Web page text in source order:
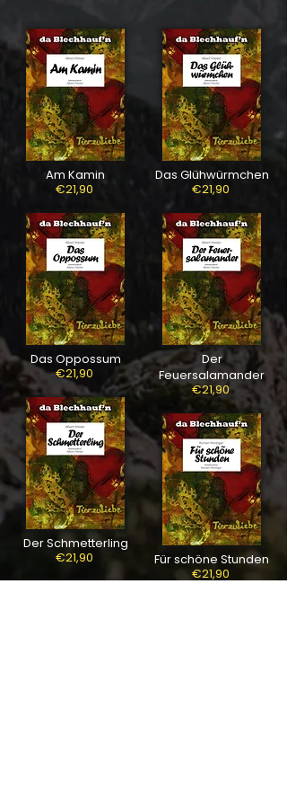
Am Kamin
€21,90
Das Oppossum
€21,90
Der Schmetterling
€21,90
Das Glühwürmchen
€21,90
Der
Feuersalamander
€21,90
Für schöne Stunden
€21,90